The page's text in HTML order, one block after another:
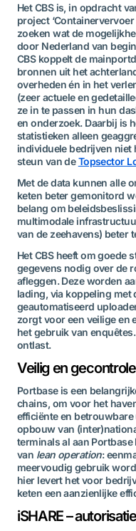
Het CBS is, in opdracht
project
zoeken wat de
door Nederland van
CBS koppelt de
bronnen uit het
overheden én in het
(zeer actuele en
ze in te passen in hun
en onderzoek. Daarbij is
statistieken alleen
individuele bedrijven niet
steun van deTopsector
Met de data kunnen alle
keten beter gemonitord
belang om
multimodale
van de zeehavens) beter
Het CBS heeft om goede
gegevens nodig over de
afleggen. Deze worden
lading, via koppeling met
geautomatiseerd
zorgt voor een veilige en
het gebruik van
ontlast.
Veilig en
Portbase is een
chains, om voor het
efficiënte en
opbouw van
terminals al aan
van lean operation:
meervoudig gebruik
hier levert het voor
keten een aanzienlijke
iSHARE –